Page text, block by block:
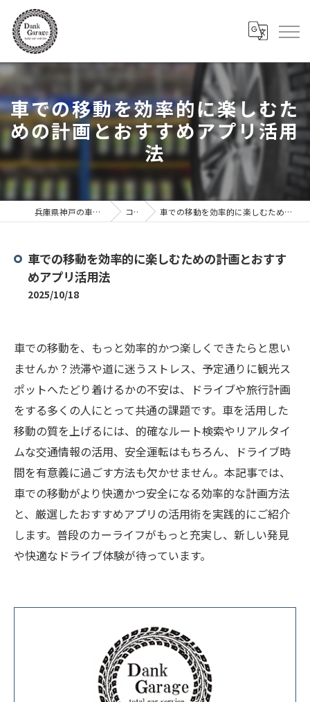
車での移動を効率的に楽しむた
めの計画とおすすめアプリ活用
法
兵庫県神戸の車ならDank Garage コラム 車での移動を効率的に楽しむための計画とおすすめアプリ活用法
車での移動を効率的に楽しむための計画とおすす
めアプリ活用法
2025/10/18
車での移動を、もっと効率的かつ楽しくできたらと思い
ませんか？渋滞や道に迷うストレス、予定通りに観光ス
ポットへたどり着けるかの不安は、ドライブや旅行計画
をする多くの人にとって共通の課題です。車を活用した
移動の質を上げるには、的確なルート検索やリアルタイ
ムな交通情報の活用、安全運転はもちろん、ドライブ時
間を有意義に過ごす方法も欠かせません。本記事では、
車での移動がより快適かつ安全になる効率的な計画方法
と、厳選したおすすめアプリの活用術を実践的にご紹介
します。普段のカーライフがもっと充実し、新しい発見
や快適なドライブ体験が待っています。